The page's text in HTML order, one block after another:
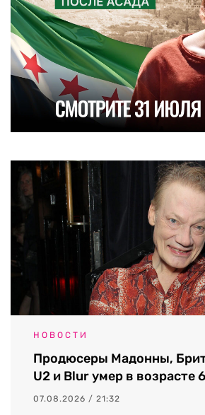
НОВОСТИ
Продюсеры Мадонны,
U2 и Blur умер в возрасте
07.08.2026 / 21:32